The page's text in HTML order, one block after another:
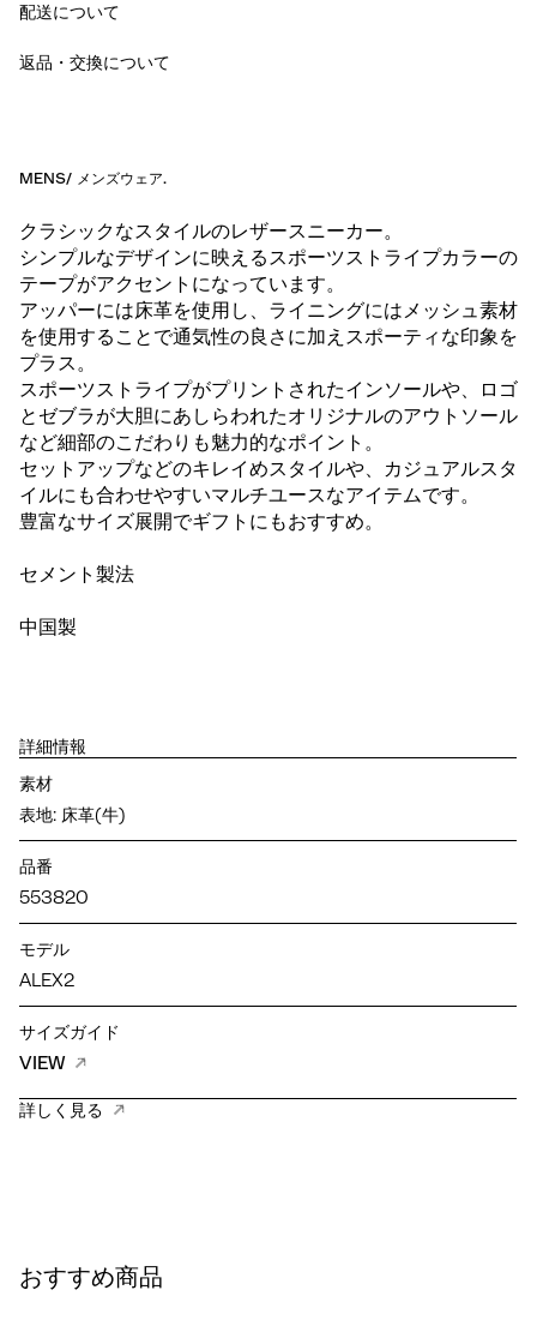
配送について
返品・交換について
MENS/ メンズウェア.
クラシックなスタイルのレザースニーカー。
シンプルなデザインに映えるスポーツストライプカラーの
テープがアクセントになっています。
アッパーには床革を使用し、ライニングにはメッシュ素材
を使用することで通気性の良さに加えスポーティな印象を
プラス。
スポーツストライプがプリントされたインソールや、ロゴ
とゼブラが大胆にあしらわれたオリジナルのアウトソール
など細部のこだわりも魅力的なポイント。
セットアップなどのキレイめスタイルや、カジュアルスタ
イルにも合わせやすいマルチユースなアイテムです。
豊富なサイズ展開でギフトにもおすすめ。
セメント製法
中国製
詳細情報
素材
表地: 床革(牛)
品番
553820
モデル
ALEX2
サイズガイド
VIEW
詳しく見る
おすすめ商品